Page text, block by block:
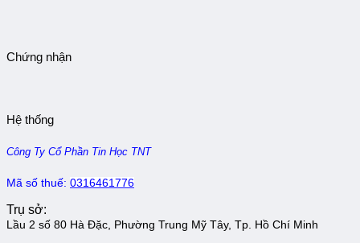
Chứng nhận
Hệ thống
Công Ty Cổ Phần Tin Học TNT
Mã số thuế: 0316461776
Trụ sở:
Lầu 2 số 80 Hà Đặc, Phường Trung Mỹ Tây, Tp. Hồ Chí Minh